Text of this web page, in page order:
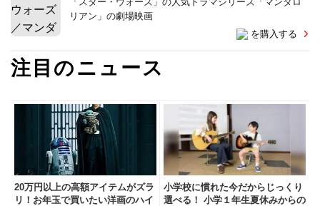
リアン」の劇場映画
を購入する
注目のニュース
20万円以上の高額アイテムがズラ
リ！お年玉で買いたい洋画のハイ
小学校に慣れた今だからじっくり
選べる！ 小学１年生夏休みからの